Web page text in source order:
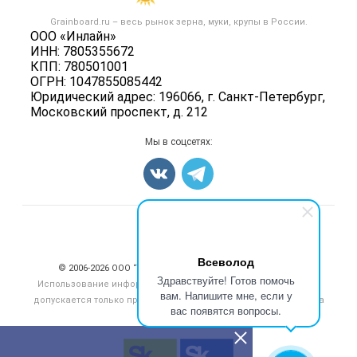
Всеволод
Здравствуйте! Готов помочь
вам. Напишите мне, если у
вас появятся вопросы.
Grainboard.ru – весь рынок зерна, муки, крупы в России.
ООО «Инлайн»
ИНН: 7805355672
КПП: 780501001
ОГРН: 1047855085442
Юридический адрес: 196066, г. Санкт-Петербург,
Московский проспект, д. 212
Контактная информация
Политика обработки персональных данных
Мука
Оборудование
Прочее
Карта объявлений
Мы в соцсетях:
© 2006‑2026 ООО “Инлайн”. 12+ Все права защищены.
Использование информации, размещенной на данном сайте,
допускается только при размещении активной гиперссылки на
сайт
grainboard.ru